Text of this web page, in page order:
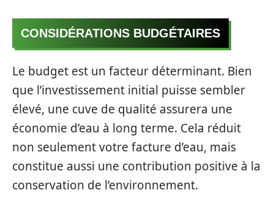
CONSIDÉRATIONS BUDGÉTAIRES
Le budget est un facteur déterminant. Bien
que l’investissement initial puisse sembler
élevé, une cuve de qualité assurera une
économie d’eau à long terme. Cela réduit
non seulement votre facture d’eau, mais
constitue aussi une contribution positive à la
conservation de l’environnement.